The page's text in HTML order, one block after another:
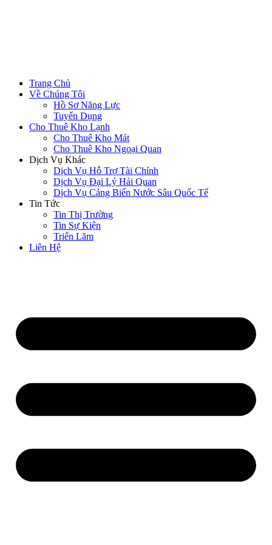
Trang Chủ
Về Chúng Tôi
Hồ Sơ Năng Lực
Tuyển Dụng
Cho Thuê Kho Lạnh
Cho Thuê Kho Mát
Cho Thuê Kho Ngoại Quan
Dịch Vụ Khác
Dịch Vụ Hỗ Trợ Tài Chính
Dịch Vụ Đại Lý Hải Quan
Dịch Vụ Cảng Biển Nước Sâu Quốc Tế
Tin Tức
Tin Thị Trường
Tin Sự Kiện
Triển Lãm
Liên Hệ